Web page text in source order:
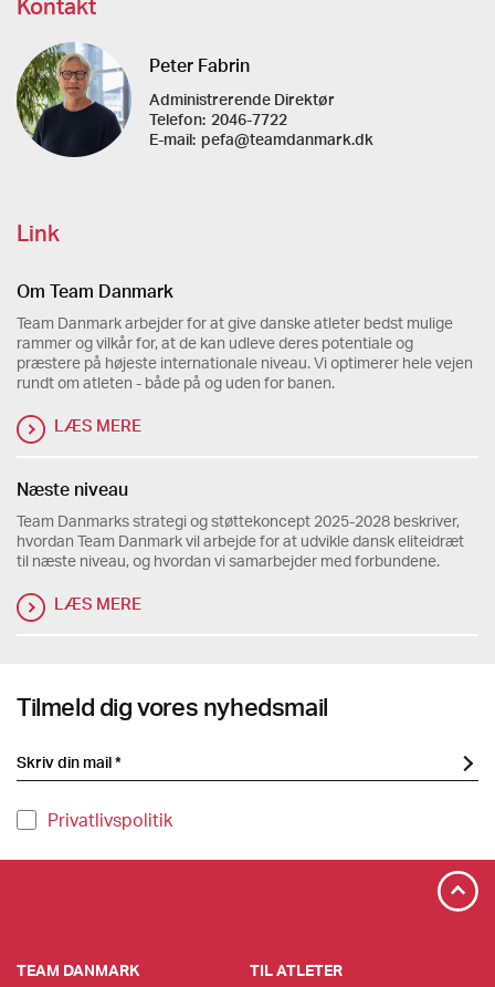
Peter Fabrin
Administrerende Direktør
Telefon: 2046-7722
E-mail: pefa@teamdanmark.dk
Link
Om Team Danmark
Team Danmark arbejder for at give danske atleter bedst mulige
rammer og vilkår for, at de kan udleve deres potentiale og
præstere på højeste internationale niveau. Vi optimerer hele vejen
rundt om atleten - både på og uden for banen.
LÆS MERE
Næste niveau
Team Danmarks strategi og støttekoncept 2025-2028 beskriver,
hvordan Team Danmark vil arbejde for at udvikle dansk eliteidræt
til næste niveau, og hvordan vi samarbejder med forbundene.
LÆS MERE
Tilmeld dig vores nyhedsmail
Privatlivspolitik
TEAM DANMARK
TIL ATLETER